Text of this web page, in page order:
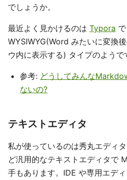
でしょうか。
最近よく見かけるのは Typora
WYSIWYG(Word みたいに変換
ウ内に表示する) タイプのようで
参考: どうしてみんな
ないの?
テキストエディタ
私が使っているのは秀丸エディ
ど汎用的なテキストエディタで
手もあります。IDE や専用エデ